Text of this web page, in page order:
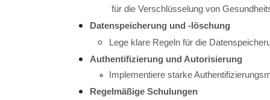
für die Verschlüsselung von
Datenspeicherung und -löschung
Lege klare Regeln für die
Authentifizierung und Autorisierung
Implementiere starke
Regelmäßige Schulungen